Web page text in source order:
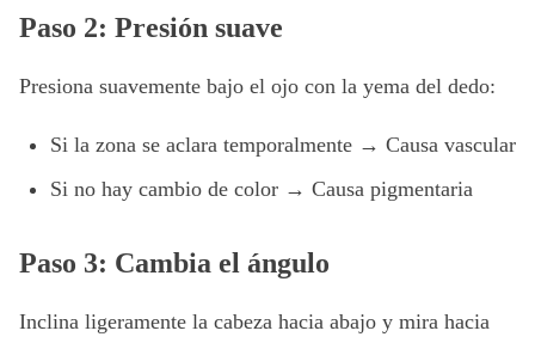
Paso 2: Presión suave
Presiona suavemente bajo el ojo con la yema del dedo:
Si la zona se aclara temporalmente → Causa vascular
Si no hay cambio de color → Causa pigmentaria
Paso 3: Cambia el ángulo
Inclina ligeramente la cabeza hacia abajo y mira hacia